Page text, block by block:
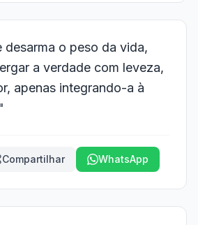
desarma o peso da vida,
a verdade com leveza,
apenas integrando-a à
Compartilhar WhatsApp